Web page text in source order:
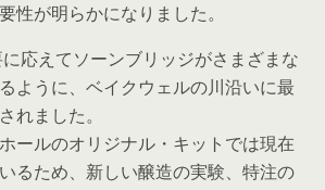
性が明らかになりました。
応えてソーンブリッジがさまざまな
ように、ベイクウェルの川沿いに最
れました。
ールのオリジナル・キットでは現在
るため、新しい醸造の実験、特注の